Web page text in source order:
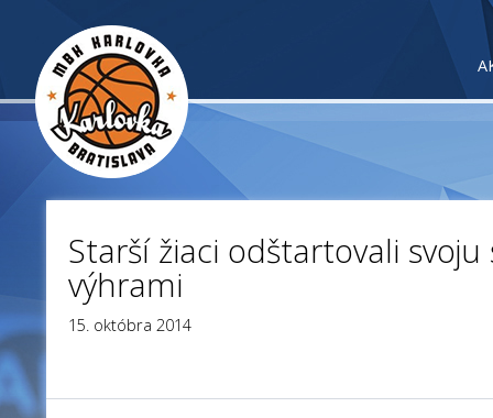
Starší žiaci odštartovali
výhrami
15. októbra 2014